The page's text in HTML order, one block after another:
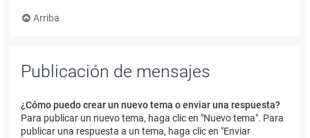
Arriba
Publicación de mensajes
¿Cómo puedo crear un nuevo tema o enviar una respuesta?
Para publicar un nuevo tema, haga clic en "Nuevo tema". Para
publicar una respuesta a un tema, haga clic en "Enviar